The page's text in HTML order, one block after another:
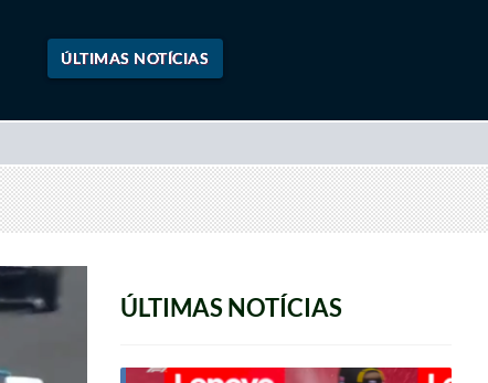
ÚLTIMAS NOTÍCIAS
ÚLTIMAS NOTÍCIAS